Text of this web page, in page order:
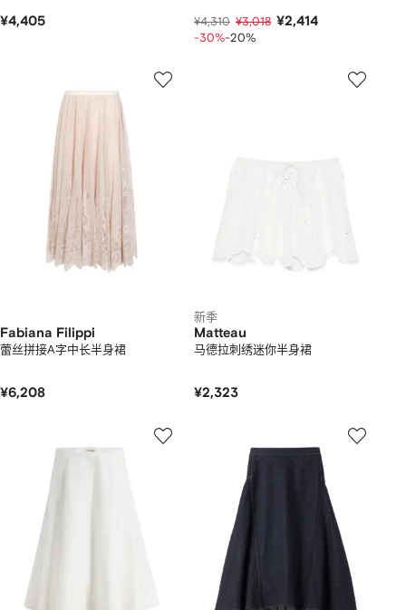
¥4,405 ¥4,310 ¥3,018 ¥2,414
-30%-20%
Fabiana Filippi
蕾丝拼接A字中长半身裙
¥6,208
新季
Matteau
马德拉刺绣迷你半身裙
¥2,323